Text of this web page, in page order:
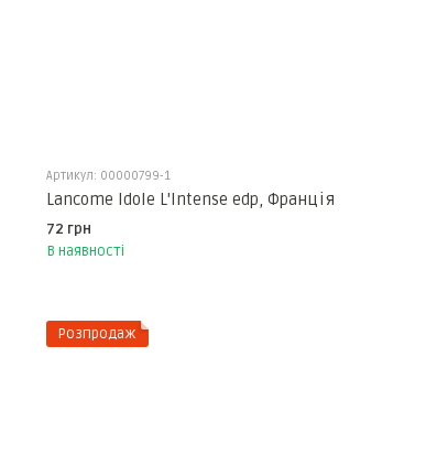
Артикул: 00000799-1
Lancome Idole L'Intense edp, Франція
72 грн
В наявності
Розпродаж